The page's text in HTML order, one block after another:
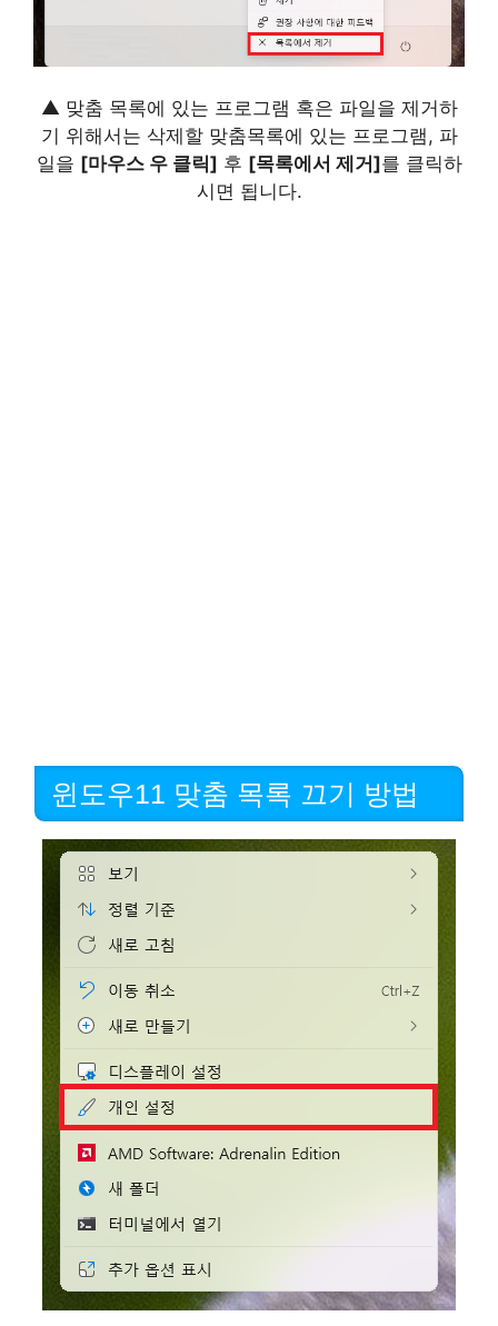
▲ 맞춤 목록에 있는 프로그램 혹은 파일을 제거하
기 위해서는 삭제할 맞춤목록에 있는 프로그램, 파
일을 [마우스 우 클릭] 후 [목록에서 제거]를 클릭하
시면 됩니다.
윈도우11 맞춤 목록 끄기 방법